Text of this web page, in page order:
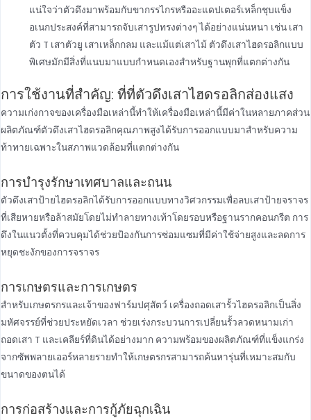
แน่ใจว่าตัวดึงมาพร้อมกับขากรรไกรหรืออะแดปเตอร์เหล็กชุบแข็ง
อเนกประสงค์ที่สามารถจับเสารูปทรงต่างๆ ได้อย่างแน่นหนา เช่น เสา
ตัว T เสาตัวยู เสาเหล็กกลม และแม้แต่เสาไม้ ตัวดึงเสาไฮดรอลิกแบบ
พิเศษมักมีสิ่งที่แนบมาแบบกําหนดเองสําหรับฐานพุกที่แตกต่างกัน
การใช้งานที่สําคัญ: ที่ที่ตัวดึงเสาไฮดรอลิกส่องแสง
ความเก่งกาจของเครื่องมือเหล่านี้ทําให้เครื่องมือเหล่านี้มีค่าในหลายภาคส่วน
ผลิตภัณฑ์ตัวดึงเสาไฮดรอลิกคุณภาพสูงได้รับการออกแบบมาสําหรับความ
ท้าทายเฉพาะในสภาพแวดล้อมที่แตกต่างกัน
การบํารุงรักษาเทศบาลและถนน
ตัวดึงเสาป้ายไฮดรอลิกได้รับการออกแบบทางวิศวกรรมเพื่อลบเสาป้ายจราจร
ที่เสียหายหรือล้าสมัยโดยไม่ทําลายทางเท้าโดยรอบหรือฐานรากคอนกรีต การ
ดึงในแนวตั้งที่ควบคุมได้ช่วยป้องกันการซ่อมแซมที่มีค่าใช้จ่ายสูงและลดการ
หยุดชะงักของการจราจร
การเกษตรและการเกษตร
สําหรับเกษตรกรและเจ้าของฟาร์มปศุสัตว์ เครื่องถอดเสารั้วไฮดรอลิกเป็นสิ่ง
มหัศจรรย์ที่ช่วยประหยัดเวลา ช่วยเร่งกระบวนการเปลี่ยนรั้วลวดหนามเก่า
ถอดเสา T และเคลียร์ที่ดินได้อย่างมาก ความพร้อมของผลิตภัณฑ์ที่แข็งแกร่ง
จากซัพพลายเออร์หลายรายทําให้เกษตรกรสามารถค้นหารุ่นที่เหมาะสมกับ
ขนาดของตนได้
การก่อสร้างและการกู้ภัยฉุกเฉิน